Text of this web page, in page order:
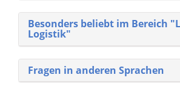
Besonders beliebt im Bereich
Logistik"
Fragen in anderen Sprachen